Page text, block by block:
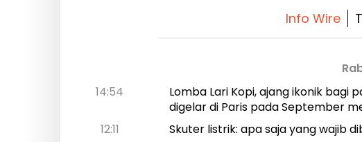
Info Wire
14:54
Lomba Lari Kopi, ajang ikonik
digelar di Paris pada September
12:11
Skuter listrik: apa saja yang wajib